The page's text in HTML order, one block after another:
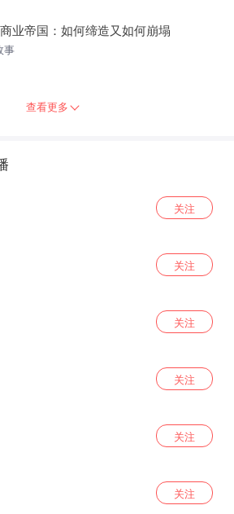
业帝国：如何缔造又如何崩塌
事
关注
关注
关注
关注
关注
关注